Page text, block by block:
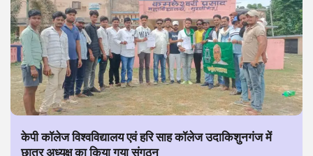
केपी कॉलेज विश्वविद्यालय एवं हरि साह कॉलेज उदाकिशुनगंज में
छात्र अध्यक्ष का किया गया संगठन